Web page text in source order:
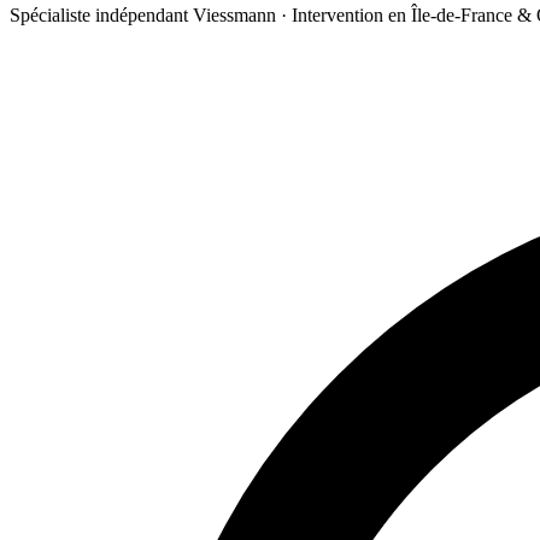
Spécialiste indépendant Viessmann · Intervention en Île-de-France &